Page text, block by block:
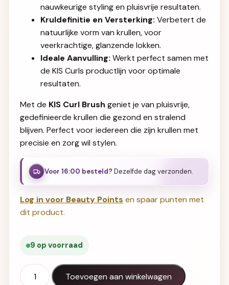
nauwkeurige styling en pluisvrije resultaten.
Kruldefinitie en Versterking: Verbetert de
natuurlijke vorm van krullen, voor
veerkrachtige, glanzende lokken.
Ideale Aanvulling: Werkt perfect samen met
de KIS Curls productlijn voor optimale
resultaten.
Met de KIS Curl Brush geniet je van pluisvrije,
gedefinieerde krullen die gezond en stralend
blijven. Perfect voor iedereen die zijn krullen met
precisie en zorg wil stylen.
Voor 16:00 besteld? Dezelfde dag verzonden.
Log in voor Beauty Points en spaar punten met
dit product.
9 op voorraad
KIS Curl Brush aantal
Toevoegen aan winkelwagen